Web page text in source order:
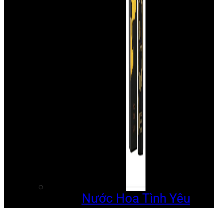
Nước Hoa Tình Yêu